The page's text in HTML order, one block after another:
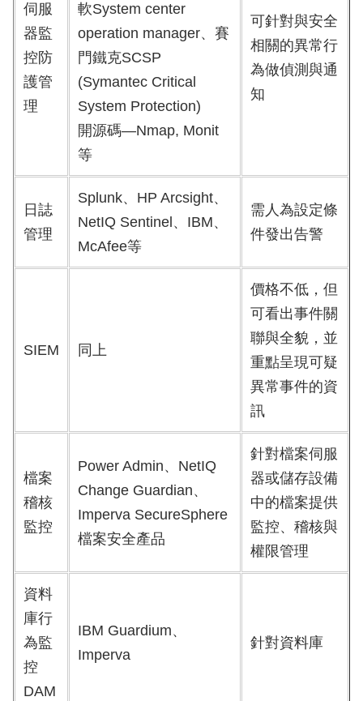
伺服
器監
控防
護管
理
軟System center
operation manager、賽
門鐵克SCSP
(Symantec Critical
System Protection)
開源碼—Nmap, Monit
等
可針對與安全
相關的異常行
為做偵測與通
知
日誌
管理
Splunk、HP Arcsight、
NetIQ Sentinel、IBM、
McAfee等
需人為設定條
件發出告警
SIEM 同上
價格不低，但
可看出事件關
聯與全貌，並
重點呈現可疑
異常事件的資
訊
檔案
稽核
監控
Power Admin、NetIQ
Change Guardian、
Imperva SecureSphere
檔案安全產品
針對檔案伺服
器或儲存設備
中的檔案提供
監控、稽核與
權限管理
資料
庫行
為監
控
DAM
IBM Guardium、
Imperva
針對資料庫